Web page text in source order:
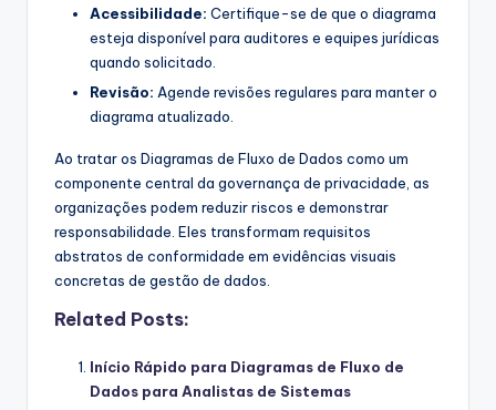
Acessibilidade: Certifique-se de que o diagrama
esteja disponível para auditores e equipes jurídicas
quando solicitado.
Revisão: Agende revisões regulares para manter o
diagrama atualizado.
Ao tratar os Diagramas de Fluxo de Dados como um
componente central da governança de privacidade, as
organizações podem reduzir riscos e demonstrar
responsabilidade. Eles transformam requisitos
abstratos de conformidade em evidências visuais
concretas de gestão de dados.
Related Posts:
Início Rápido para Diagramas de Fluxo de
Dados para Analistas de Sistemas